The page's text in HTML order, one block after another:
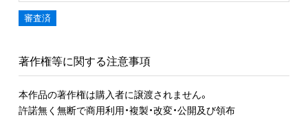
審査済
著作権等に関する注意事項
本作品の著作権は購入者に譲渡されません。
許諾無く無断で商用利用・複製・改変・公開及び領布